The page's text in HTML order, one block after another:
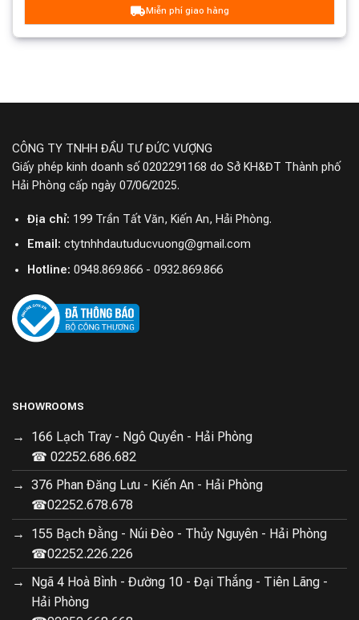
mạnh 150AW, tương đương 20.000PA, kết hợp với động
cơ không chổi than có tốc độ 120.000 vòng/phút, giúp
Miễn phí giao hàng
CÔNG TY TNHH ĐẦU TƯ ĐỨC VƯỢNG
Giấy phép kinh doanh số 0202291168 do Sở KH&ĐT Thành phố
Hải Phòng cấp ngày 07/06/2025.
Địa chỉ: 199 Trần Tất Văn, Kiến An, Hải Phòng.
Email: ctytnhhdautuducvuong@gmail.com
Hotline: 0948.869.866 - 0932.869.866
SHOWROOMS
166 Lạch Tray - Ngô Quyền - Hải Phòng
☎ 02252.686.682
376 Phan Đăng Lưu - Kiến An - Hải Phòng
☎02252.678.678
155 Bạch Đằng - Núi Đèo - Thủy Nguyên - Hải Phòng
☎02252.226.226
Ngã 4 Hoà Bình - Đường 10 - Đại Thắng - Tiên Lãng -
Hải Phòng